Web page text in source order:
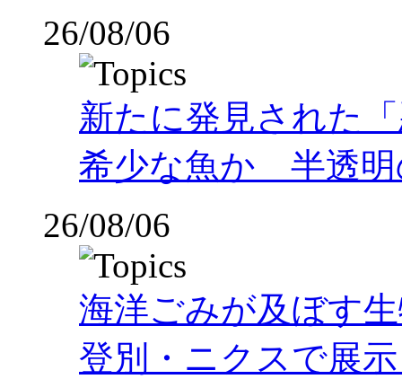
26/08/06
新たに発見された
希少な魚か 半透明
26/08/06
海洋ごみが及ぼす
登別・ニクスで展